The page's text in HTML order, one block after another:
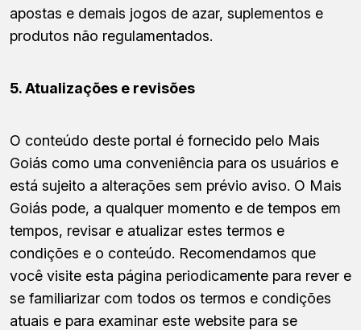
apostas e demais jogos de azar, suplementos e
produtos não regulamentados.
5. Atualizações e revisões
O conteúdo deste portal é fornecido pelo Mais
Goiás como uma conveniência para os usuários e
está sujeito a alterações sem prévio aviso. O Mais
Goiás pode, a qualquer momento e de tempos em
tempos, revisar e atualizar estes termos e
condições e o conteúdo. Recomendamos que
você visite esta página periodicamente para rever e
se familiarizar com todos os termos e condições
atuais e para examinar este website para se